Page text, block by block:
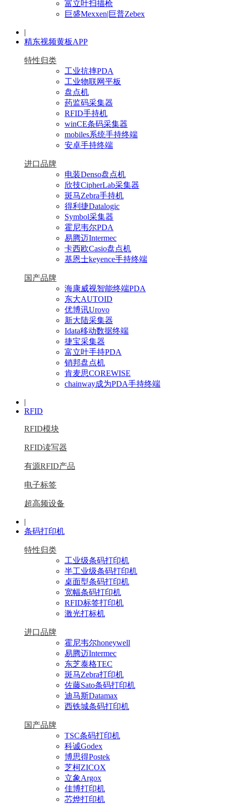
富立叶扫描枪
巨盛Mexxen|巨普Zebex
|
精东视频黄板APP
特性归类
工业抗摔PDA
工业物联网平板
盘点机
药监码采集器
RFID手持机
winCE条码采集器
mobiles系统手持终端
安卓手持终端
进口品牌
电装Denso盘点机
欣技CipherLab采集器
斑马Zebra手持机
得利捷Datalogic
Symbol采集器
霍尼韦尔PDA
易腾迈Intermec
卡西欧Casio盘点机
基恩士keyence手持终端
国产品牌
海康威视智能终端PDA
东大AUTOID
优博讯Urovo
新大陆采集器
Idata移动数据终端
捷宝采集器
富立叶手持PDA
销邦盘点机
肯麦思COREWISE
chainway成为PDA手持终端
|
RFID
RFID模块
RFID读写器
有源RFID产品
电子标签
超高频设备
|
条码打印机
特性归类
工业级条码打印机
半工业级条码打印机
桌面型条码打印机
宽幅条码打印机
RFID标签打印机
激光打标机
进口品牌
霍尼韦尔honeywell
易腾迈Intermec
东芝泰格TEC
斑马Zebra打印机
佐藤Sato条码打印机
迪马斯Datamax
西铁城条码打印机
国产品牌
TSC条码打印机
科诚Godex
博思得Postek
芝柯ZICOX
立象Argox
佳博打印机
芯烨打印机